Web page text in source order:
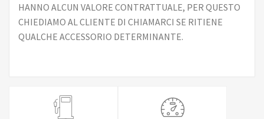
HANNO ALCUN VALORE CONTRATTUALE, PER QUESTO
CHIEDIAMO AL CLIENTE DI CHIAMARCI SE RITIENE
QUALCHE ACCESSORIO DETERMINANTE.